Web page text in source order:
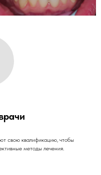
свою квалификацию, чтобы
методы лечения.